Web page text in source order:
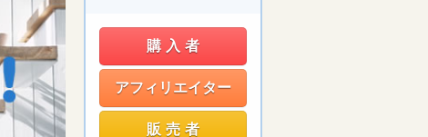
購入者
アフィリエイター
販売者